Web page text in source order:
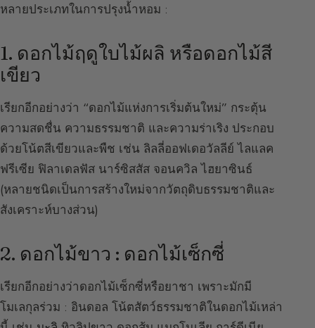
หลายประเภทในการปรุงน้ำหอม :
1. ดอกไม้ฤดูใบไม้ผลิ หรือดอกไม้สี
เขียว
เรียกอีกอย่างว่า “ดอกไม้แห่งการเริ่มต้นใหม่” กระตุ้น
ความสดชื่น ความธรรมชาติ และความร่าเริง ประกอบ
ด้วยโน้ตสีเขียวและพืช เช่น ลิลลี่ออฟเดอวัลลีย์ ไลแลค
ฟรีเซีย ฟิลาเดลฟัส นาร์ซิสสัส จอนควิล ไฮยาซินธ์
(หลายชนิดเป็นการสร้างใหม่จากวัตถุดิบธรรมชาติและ
สังเคราะห์บางส่วน)
2. ดอกไม้ขาว : ดอกไม้เซ็กซี่
เรียกอีกอย่างว่าดอกไม้เซ็กซี่หรือยาชา เพราะมักมี
โมเลกุลร่วม : อินดอล โน้ตสัตว์ธรรมชาติในดอกไม้เหล่า